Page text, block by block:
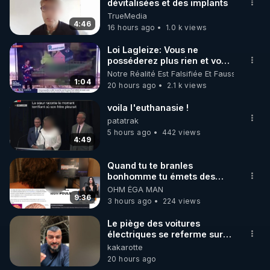
🌱 INSTAGRAM
https://www.instagram.com/rdlr_thierrycasasnovas/
http://rgnr.li/instagram
🌱 LA NEWSLETTER
Pour ne pas rater l’actualité RGNR (stages,
http://rgnr.li/news
🌱 VIDÉOS NON CENSURÉES SUR ODYSEE
Toutes les vidéos Youtube sont aussi sur la
http://rgnr.li/odysee
🌱 LES STAGES EN PRÉSENTIEL
http://rgnr.li/stages
4:46
dévitalisées et des implants
TrueMedia
16 hours ago
1.0 k views
1:04
Loi Lagleize: Vous ne
posséderez plus rien et vous
serez heureux !
Notre Réalité Est Falsifiée Et Fausse
20 hours ago
2.1 k views
4:49
voila l'euthanasie !
patatrak
5 hours ago
442 views
9:36
Quand tu te branles
bonhomme tu émets des
ondes ils ont juste omis de
t'expliquer
OHM ÉGA MAN
3 hours ago
224 views
Le piège des voitures
électriques se referme sur
les usagers !
https://youtu.be/B3ZA05frsac?
si=vqDQssWXfRv-NFqL
kakarotte
20 hours ago